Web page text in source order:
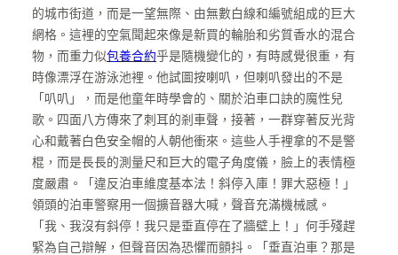
的城市街道，而是一望無際、由無數白線和編號組成的巨大
網格。這裡的空氣聞起來像是新買的輪胎和劣質香水的混合
物，而重力似包養合約乎是隨機變化的，有時感覺很重，有
時像漂浮在游泳池裡。他試圖按喇叭，但喇叭發出的不是
「叭叭」，而是他童年時學會的、關於泊車口訣的魔性兒
歌。四面八方傳來了刺耳的剎車聲，接著，一群穿著反光背
心和戴著白色安全帽的人朝他衝來。這些人手裡拿的不是警
棍，而是長長的測量尺和巨大的電子角度儀，臉上的表情極
度嚴肅。「違反泊車維度基本法！斜停入庫！罪大惡極！」
領頭的泊車警察用一個擴音器大喊，聲音充滿機械感。
「我、我沒有斜停！我只是垂直停在了牆壁上！」何手殘趕
緊為自己辯解，但聲音因為恐懼而顫抖。「垂直泊車？那是